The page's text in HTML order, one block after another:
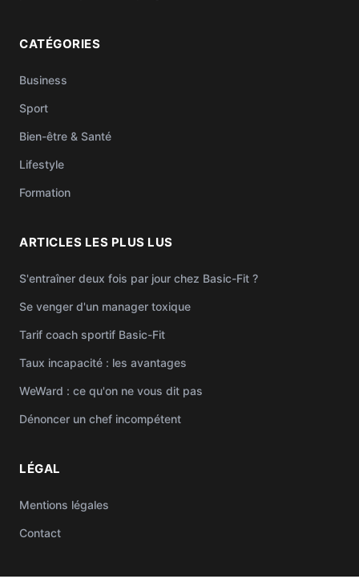
CATÉGORIES
Business
Sport
Bien-être & Santé
Lifestyle
Formation
ARTICLES LES PLUS LUS
S'entraîner deux fois par jour chez Basic-Fit ?
Se venger d'un manager toxique
Tarif coach sportif Basic-Fit
Taux incapacité : les avantages
WeWard : ce qu'on ne vous dit pas
Dénoncer un chef incompétent
LÉGAL
Mentions légales
Contact